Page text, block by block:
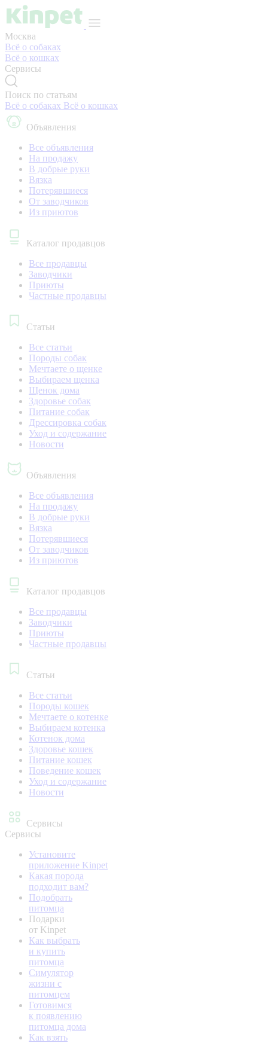
Москва
Всё о собаках
Всё о кошках
Сервисы
Поиск по статьям
Всё о собаках Всё о кошках
Объявления
Все объявления
На продажу
В добрые руки
Вязка
Потерявшиеся
От заводчиков
Из приютов
Каталог продавцов
Все продавцы
Заводчики
Приюты
Частные продавцы
Статьи
Все статьи
Породы собак
Мечтаете о щенке
Выбираем щенка
Щенок дома
Здоровье собак
Питание собак
Дрессировка собак
Уход и содержание
Новости
Объявления
Все объявления
На продажу
В добрые руки
Вязка
Потерявшиеся
От заводчиков
Из приютов
Каталог продавцов
Все продавцы
Заводчики
Приюты
Частные продавцы
Статьи
Все статьи
Породы кошек
Мечтаете о котенке
Выбираем котенка
Котенок дома
Здоровье кошек
Питание кошек
Поведение кошек
Уход и содержание
Новости
Сервисы
Сервисы
Установите
приложение Kinpet
Какая порода
подходит вам?
Подобрать
питомца
Подарки
от Kinpet
Как выбрать
и купить
питомца
Симулятор
жизни с
питомцем
Готовимся
к появлению
питомца дома
Как взять